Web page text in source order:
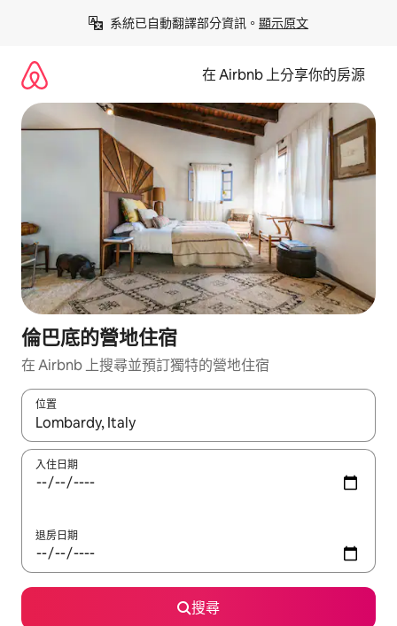
系統已自動翻譯部分資訊。 顯示原文
在 Airbnb 上分享你的房源
倫巴底的營地住宿
在 Airbnb 上搜尋並預訂獨特的營地住宿
位置
如有搜尋結果，瀏覽內容時請使用上下箭頭，或輕點、滑動裝置。
入住日期
退房日期
搜尋